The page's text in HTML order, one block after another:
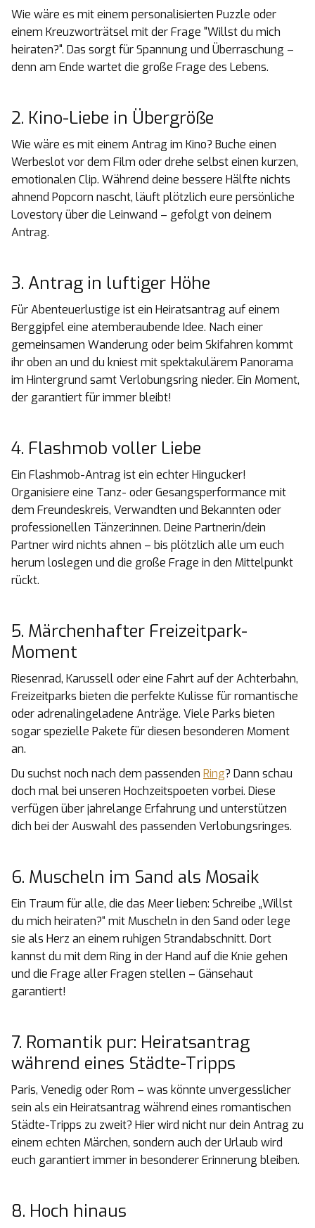
Wie wäre es mit einem personalisierten Puzzle oder
einem Kreuzworträtsel mit der Frage "Willst du mich
heiraten?". Das sorgt für Spannung und Überraschung –
denn am Ende wartet die große Frage des Lebens.
2. Kino-Liebe in Übergröße
Wie wäre es mit einem Antrag im Kino? Buche einen
Werbeslot vor dem Film oder drehe selbst einen kurzen,
emotionalen Clip. Während deine bessere Hälfte nichts
ahnend Popcorn nascht, läuft plötzlich eure persönliche
Lovestory über die Leinwand – gefolgt von deinem
Antrag.
3. Antrag in luftiger Höhe
Für Abenteuerlustige ist ein Heiratsantrag auf einem
Berggipfel eine atemberaubende Idee. Nach einer
gemeinsamen Wanderung oder beim Skifahren kommt
ihr oben an und du kniest mit spektakulärem Panorama
im Hintergrund samt Verlobungsring nieder. Ein Moment,
der garantiert für immer bleibt!
4. Flashmob voller Liebe
Ein Flashmob-Antrag ist ein echter Hingucker!
Organisiere eine Tanz- oder Gesangsperformance mit
dem Freundeskreis, Verwandten und Bekannten oder
professionellen Tänzer:innen. Deine Partnerin/dein
Partner wird nichts ahnen – bis plötzlich alle um euch
herum loslegen und die große Frage in den Mittelpunkt
rückt.
5. Märchenhafter Freizeitpark-
Moment
Riesenrad, Karussell oder eine Fahrt auf der Achterbahn,
Freizeitparks bieten die perfekte Kulisse für romantische
oder adrenalingeladene Anträge. Viele Parks bieten
sogar spezielle Pakete für diesen besonderen Moment
an.
Du suchst noch nach dem passenden Ring? Dann schau
doch mal bei unseren Hochzeitspoeten vorbei. Diese
verfügen über jahrelange Erfahrung und unterstützen
dich bei der Auswahl des passenden Verlobungsringes.
6. Muscheln im Sand als Mosaik
Ein Traum für alle, die das Meer lieben: Schreibe „Willst
du mich heiraten?“ mit Muscheln in den Sand oder lege
sie als Herz an einem ruhigen Strandabschnitt. Dort
kannst du mit dem Ring in der Hand auf die Knie gehen
und die Frage aller Fragen stellen – Gänsehaut
garantiert!
7. Romantik pur: Heiratsantrag
während eines Städte-Tripps
Paris, Venedig oder Rom – was könnte unvergesslicher
sein als ein Heiratsantrag während eines romantischen
Städte-Tripps zu zweit? Hier wird nicht nur dein Antrag zu
einem echten Märchen, sondern auch der Urlaub wird
euch garantiert immer in besonderer Erinnerung bleiben.
8. Hoch hinaus